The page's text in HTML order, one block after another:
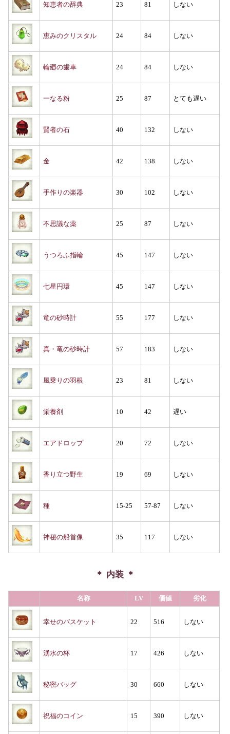
知恵者の辞典 23 81 しない
恵みのクリスタル 24 84 しない
輪廻の歯車 24 84 しない
一なる粉 25 87 とても遅い
賢者の石 40 132 しない
金 42 138 しない
手作りの楽器 30 102 しない
不思議な薬 25 87 しない
うつろふ指輪 45 147 しない
七星円環 45 147 しない
竜の砂時計 55 177 しない
真・竜の砂時計 57 183 しない
風乗りの羽根 23 81 しない
栄養剤 10 42 遅い
エアドロップ 20 72 しない
香り立つ野生 19 69 しない
種 15-25 57-87 しない
神秘の船首像 35 117 しない
内装
名称 LV 価値 劣化
幸せのバスケット 22 516 しない
湧水の杯 17 426 しない
秘密バッグ 30 660 しない
祝福のコイン 15 390 しない